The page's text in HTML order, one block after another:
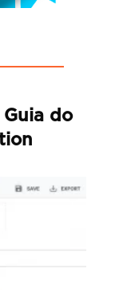
Guia do